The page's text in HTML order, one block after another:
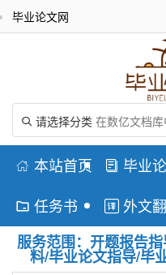
毕业论文网
 请选择分类
 本站首页  毕业
 任务书  外文
服务范围：开题报告
料/毕业论文指导/毕